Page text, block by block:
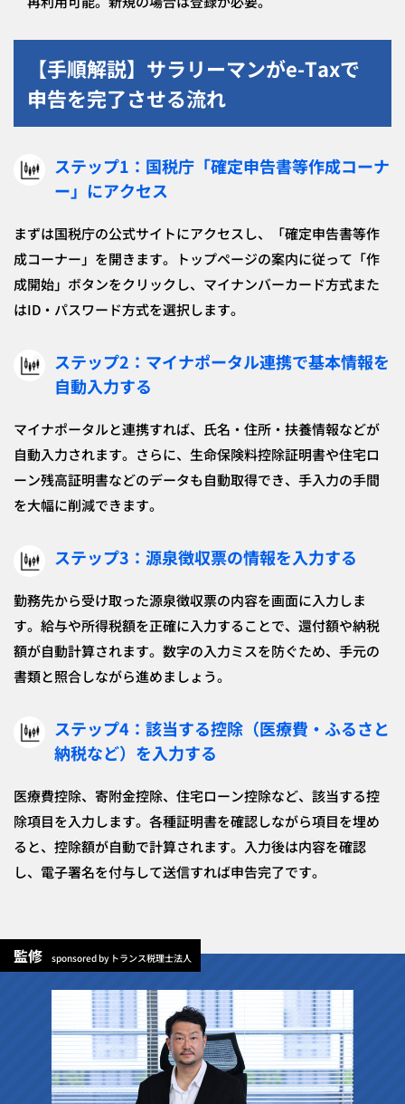
【手順解説】サラリーマンがe-Taxで
申告を完了させる流れ
ステップ1：国税庁「確定申告書等作成コーナ
ー」にアクセス
まずは国税庁の公式サイトにアクセスし、「確定申告書等作
成コーナー」を開きます。トップページの案内に従って「作
成開始」ボタンをクリックし、マイナンバーカード方式また
はID・パスワード方式を選択します。
ステップ2：マイナポータル連携で基本情報を
自動入力する
マイナポータルと連携すれば、氏名・住所・扶養情報などが
自動入力されます。さらに、生命保険料控除証明書や住宅ロ
ーン残高証明書などのデータも自動取得でき、手入力の手間
を大幅に削減できます。
ステップ3：源泉徴収票の情報を入力する
勤務先から受け取った源泉徴収票の内容を画面に入力しま
す。給与や所得税額を正確に入力することで、還付額や納税
額が自動計算されます。数字の入力ミスを防ぐため、手元の
書類と照合しながら進めましょう。
ステップ4：該当する控除（医療費・ふるさと
納税など）を入力する
医療費控除、寄附金控除、住宅ローン控除など、該当する控
除項目を入力します。各種証明書を確認しながら項目を埋め
ると、控除額が自動で計算されます。入力後は内容を確認
し、電子署名を付与して送信すれば申告完了です。
監修 sponsored by トランス税理士法人